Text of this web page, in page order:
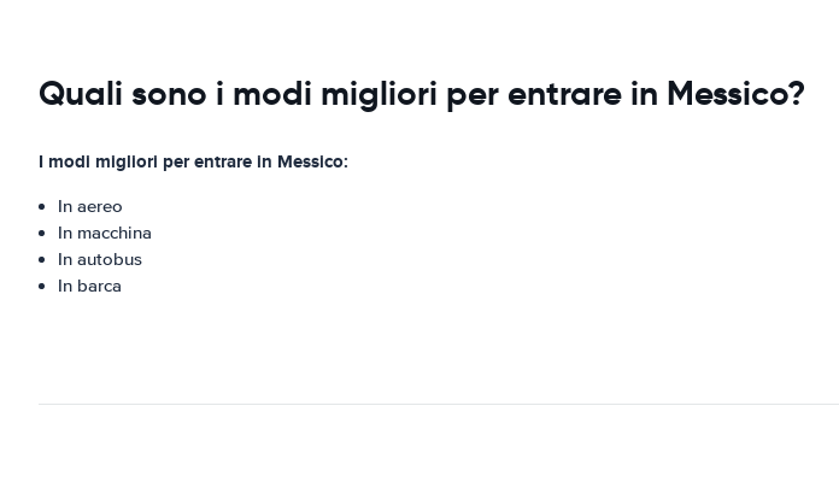
Quali sono i modi migliori per entrare in Messico?
I modi migliori per entrare in Messico:
In aereo
In macchina
In autobus
In barca